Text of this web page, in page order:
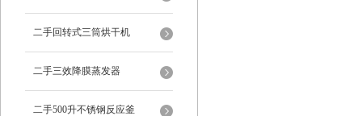
二手回转式三筒烘干机
二手三效降膜蒸发器
二手500升不锈钢反应釜